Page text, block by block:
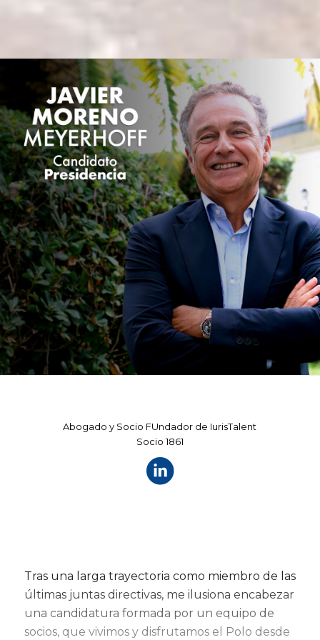
Abogado y Socio FUndador de IurisTalent
Socio 1861
Tras una larga trayectoria como miembro de las
últimas juntas directivas, me ilusiona encabezar
una candidatura formada por un equipo de
socios, que vivimos y disfrutamos el Polo desde